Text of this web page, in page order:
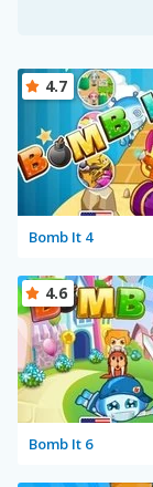
Bomb It 4
4.7
Bomb It 6
4.6